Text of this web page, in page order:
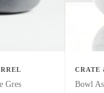
Gres
CRATE
Bowl